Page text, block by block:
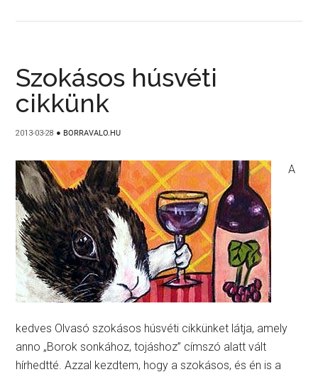
Szokásos húsvéti
cikkünk
2013-03-28 ● BORRAVALO.HU
A
kedves Olvasó szokásos húsvéti cikkünket látja, amely
anno „Borok sonkához, tojáshoz” címszó alatt vált
hírhedtté. Azzal kezdtem, hogy a szokásos, és én is a